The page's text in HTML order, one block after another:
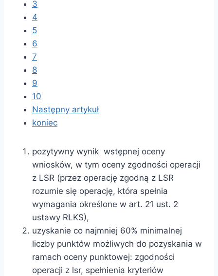
3
4
5
6
7
8
9
10
Następny artykuł
koniec
pozytywny wynik wstępnej oceny
wniosków, w tym oceny zgodności operacji
z LSR (przez operację zgodną z LSR
rozumie się operację, która spełnia
wymagania określone w art. 21 ust. 2
ustawy RLKS),
uzyskanie co najmniej 60% minimalnej
liczby punktów możliwych do pozyskania w
ramach oceny punktowej: zgodności
operacji z lsr, spełnienia kryteriów